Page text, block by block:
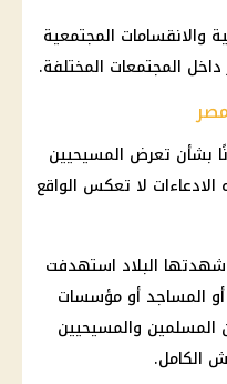
والانقسامات المجتمعية
المجتمعات المختلفة.
بشأن تعرض المسيحيين
لا تعكس الواقع
شهدتها البلاد استهدفت
أو المساجد أو مؤسسات
المسلمين والمسيحيين
الكامل.